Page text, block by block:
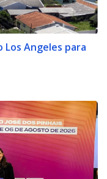
Angeles para